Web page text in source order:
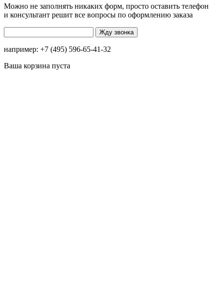
Можно не заполнять никаких форм, просто оставить телефон
и консультант решит все вопросы по оформлению заказа
например: +7 (495) 596-65-41-32
Ваша корзина пуста